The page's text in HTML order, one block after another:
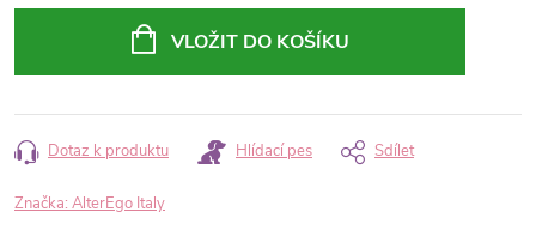
VLOŽIT DO KOŠÍKU
Dotaz k produktu Hlídací pes Sdílet
Značka: AlterEgo Italy